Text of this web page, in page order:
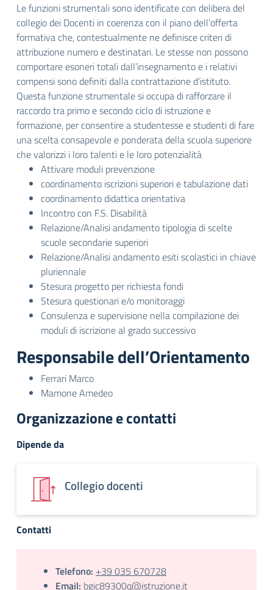
Le funzioni strumentali sono identificate con delibera del
collegio dei Docenti in coerenza con il piano dell’offerta
formativa che, contestualmente ne definisce criteri di
attribuzione numero e destinatari. Le stesse non possono
comportare esoneri totali dall’insegnamento e i relativi
compensi sono definiti dalla contrattazione d’istituto.
Questa funzione strumentale si occupa di rafforzare il
raccordo tra primo e secondo ciclo di istruzione e
formazione, per consentire a studentesse e studenti di fare
una scelta consapevole e ponderata della scuola superiore
che valorizzi i loro talenti e le loro potenzialità
Attivare moduli prevenzione
coordinamento iscrizioni superiori e tabulazione dati
coordinamento didattica orientativa
Incontro con F.S. Disabilità
Relazione/Analisi andamento tipologia di scelte
scuole secondarie superiori
Relazione/Analisi andamento esiti scolastici in chiave
pluriennale
Stesura progetto per richiesta fondi
Stesura questionari e/o monitoraggi
Consulenza e supervisione nella compilazione dei
moduli di iscrizione al grado successivo
Responsabile dell’Orientamento
Ferrari Marco
Mamone Amedeo
Organizzazione e contatti
Dipende da
Collegio docenti
Contatti
Telefono: +39 035 670728
Email: bgic89300q@istruzione.it